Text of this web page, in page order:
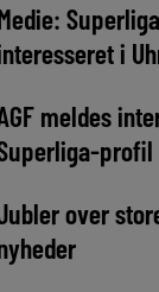
i
meldes
profil
over